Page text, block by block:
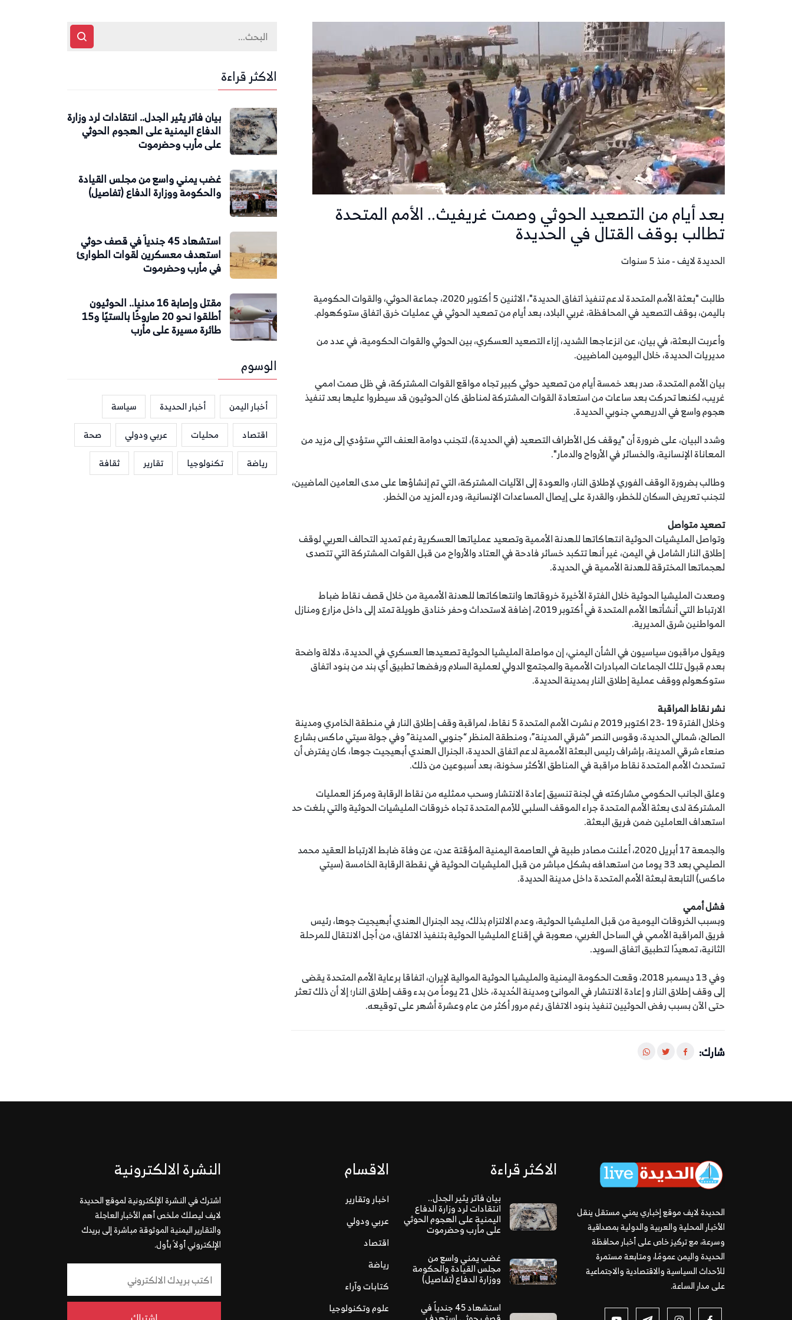
بعد أيام من التصعيد الحوثي وصمت غريفيث.. الأمم المتحدة
تطالب بوقف القتال في الحديدة
الحديدة لايف - منذ 5 سنوات
طالبت "بعثة الأمم المتحدة لدعم تنفيذ اتفاق الحديدة"، الاثنين 5 أكتوبر 2020، جماعة الحوثي، والقوات الحكومية
باليمن، بوقف التصعيد في المحافظة، غربي البلاد، بعد أيام من تصعيد الحوثي في عمليات خرق اتفاق ستوكهولم.
وأعربت البعثة، في بيان، عن انزعاجها الشديد، إزاء التصعيد العسكري، بين الحوثي والقوات الحكومية، في عدد من
مديريات الحديدة، خلال اليومين الماضيين.
بيان الأمم المتحدة، صدر بعد خمسة أيام من تصعيد حوثي كبير تجاه مواقع القوات المشتركة، في ظل صمت اممي
غريب، لكنها تحركت بعد ساعات من استعادة القوات المشتركة لمناطق كان الحوثيون قد سيطروا عليها بعد تنفيذ
هجوم واسع في الدريهمي جنوبي الحديدة.
وشدد البيان، على ضرورة أن "يوقف كل الأطراف التصعيد (في الحديدة)، لتجنب دوامة العنف التي ستؤدي إلى مزيد من
المعاناة الإنسانية، والخسائر في الأرواح والدمار".
وطالب بضرورة الوقف الفوري لإطلاق النار، والعودة إلى الآليات المشتركة، التي تم إنشاؤها على مدى العامين الماضيين،
لتجنب تعريض السكان للخطر، والقدرة على إيصال المساعدات الإنسانية، ودرء المزيد من الخطر.
تصعيد متواصل
وتواصل المليشيات الحوثية انتهاكاتها للهدنة الأممية وتصعيد عملياتها العسكرية رغم تمديد التحالف العربي لوقف
إطلاق النار الشامل في اليمن، غير أنها تتكبد خسائر فادحة في العتاد والأرواح من قبل القوات المشتركة التي تتصدى
لهجماتها المخترقة للهدنة الأممية في الحديدة.
وصعدت المليشيا الحوثية خلال الفترة الأخيرة خروقاتها وانتهاكاتها للهدنة الأممية من خلال قصف نقاط ضباط
الارتباط التي أنشأتها الأمم المتحدة في أكتوبر 2019، إضافة لاستحداث وحفر خنادق طويلة تمتد إلى داخل مزارع ومنازل
المواطنين شرق المديرية.
ويقول مراقبون سياسيون في الشأن اليمني، إن مواصلة المليشيا الحوثية تصعيدها العسكري في الحديدة، دلالة واضحة
بعدم قبول تلك الجماعات المبادرات الأممية والمجتمع الدولي لعملية السلام ورفضها تطبيق أي بند من بنود اتفاق
ستوكهولم ووقف عملية إطلاق النار بمدينة الحديدة.
نشر نقاط المراقبة
وخلال الفترة 19 -23 اكتوبر 2019 م نشرت الأمم المتحدة 5 نقاط، لمراقبة وقف إطلاق النار في منطقة الخامري ومدينة
الصالح، شمالي الحديدة، وقوس النصر “شرقي المدينة”، ‎ومنطقة المنظر “جنوبي المدينة” وفي جولة سيتي ماكس بشارع
صنعاء شرقي المدينة، بإشراف رئيس البعثة الأممية لدعم اتفاق الحديدة، الجنرال الهندي أبهيجيت جوها، كان يفترض أن
تستحدث الأمم المتحدة نقاط مراقبة في المناطق الأكثر سخونة، بعد أسبوعين من ذلك.
وعلق الجانب الحكومي مشاركته في لجنة تنسيق إعادة الانتشار وسحب ممثليه من نقاط الرقابة ومركز العمليات
المشتركة لدى بعثة الأمم المتحدة جراء الموقف السلبي للأمم المتحدة تجاه خروقات المليشيات الحوثية والتي بلغت حد
استهداف العاملين ضمن فريق البعثة.
والجمعة 17 أبريل 2020، أعلنت مصادر طبية في العاصمة اليمنية المؤقتة عدن، عن وفاة ضابط الارتباط العقيد محمد
الصليحي بعد 33 يوما من استهدافه بشكل مباشر من قبل المليشيات الحوثية في نقطة الرقابة الخامسة (سيتي
ماكس) التابعة لبعثة الأمم المتحدة داخل مدينة الحديدة.
فشل أممي
وبسبب الخروقات اليومية من قبل المليشيا الحوثية، وعدم الالتزام بذلك، يجد الجنرال الهندي أبهيجيت جوها، رئيس
فريق المراقبة الأممي في الساحل الغربي، صعوبة في إقناع المليشيا الحوثية بتنفيذ الاتفاق، من أجل الانتقال للمرحلة
الثانية، تمهيدًا لتطبيق اتفاق السويد.
وفي 13 ديسمبر 2018، وقعت الحكومة اليمنية والمليشيا الحوثية الموالية لإيران، اتفاقا برعاية الأمم المتحدة يقضى
إلى وقف إطلاق النار و إعادة الانتشار في الموانئ ومدينة الحُديدة، خلال 21 يوماً من بدء وقف إطلاق النار؛ إلا أن ذلك تعثر
حتى الآن بسبب رفض الحوثيين تنفيذ بنود الاتفاق رغم مرور أكثر من عام وعشرة أشهر على توقيعه.
شارك:
الاكثر قراءة
بيان فاتر يثير الجدل.. انتقادات لرد وزارة
الدفاع اليمنية على الهجوم الحوثي
على مأرب وحضرموت
غضب يمني واسع من مجلس القيادة
والحكومة ووزارة الدفاع (تفاصيل)
استشهاد 45 جندياً في قصف حوثي
استهدف معسكرين لقوات الطوارئ
في مأرب وحضرموت
مقتل وإصابة 16 مدنيا.. الحوثيون
أطلقوا نحو 20 صاروخًا بالستيًا و15
طائرة مسيرة على مأرب
الوسوم
أخبار اليمن أخبار الحديدة
سياسة
اقتصاد
محليات عربي ودولي
صحة
رياضة
تكنولوجيا تقارير ثقافة
الحديدة لايف موقع إخباري يمني مستقل ينقل
الأخبار المحلية والعربية والدولية بمصداقية
وسرعة، مع تركيز خاص على أخبار محافظة
الحديدة واليمن عمومًا، ومتابعة مستمرة
للأحداث السياسية والاقتصادية والاجتماعية
على مدار الساعة.
الاكثر قراءة
بيان فاتر يثير الجدل..
انتقادات لرد وزارة الدفاع
اليمنية على الهجوم الحوثي
على مأرب وحضرموت
غضب يمني واسع من
مجلس القيادة والحكومة
ووزارة الدفاع (تفاصيل)
استشهاد 45 جندياً في
الاقسام
اخبار وتقارير
عربي ودولي
اقتصاد
رياضة
كتابات وآراء
علوم وتكنولوجيا
النشرة الالكترونية
اشترك في النشرة الإلكترونية لموقع الحديدة
لايف ليصلك ملخص أهم الأخبار العاجلة
والتقارير اليمنية الموثوقة مباشرة إلى بريدك
الإلكتروني أولاً بأول.